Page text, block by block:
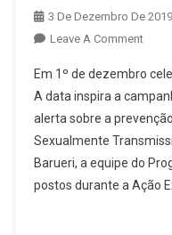
3 De Dezembro De 2019
Leave A CommentOn
Terá
De
HIV
E
Sífilis
Em 1º de dezembro
A data inspira a
alerta sobre a
Sexualmente
Barueri, a equipe do
postos durante a Ação